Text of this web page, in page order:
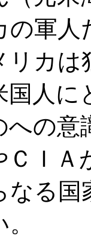
の軍
カは
国人に
への意
ＣＩ
なる国